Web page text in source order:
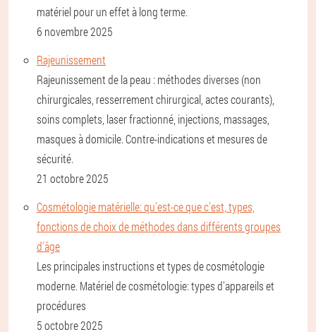
matériel pour un effet à long terme.
6 novembre 2025
Rajeunissement
Rajeunissement de la peau : méthodes diverses (non
chirurgicales, resserrement chirurgical, actes courants),
soins complets, laser fractionné, injections, massages,
masques à domicile. Contre-indications et mesures de
sécurité.
21 octobre 2025
Cosmétologie matérielle: qu'est-ce que c'est, types,
fonctions de choix de méthodes dans différents groupes
d'âge
Les principales instructions et types de cosmétologie
moderne. Matériel de cosmétologie: types d'appareils et
procédures
5 octobre 2025